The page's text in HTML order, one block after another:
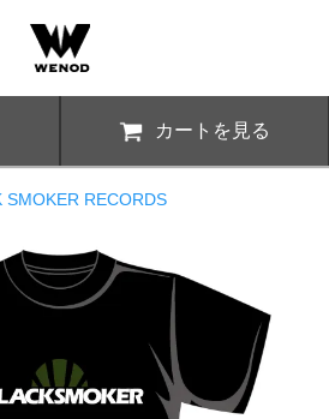
カートを見る
SMOKER RECORDS